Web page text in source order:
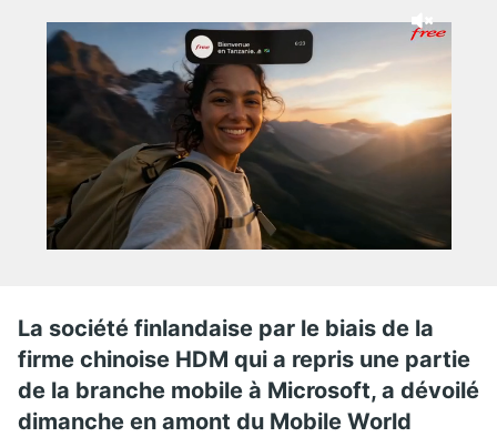
La société finlandaise par le biais de la
firme chinoise HDM qui a repris une partie
de la branche mobile à Microsoft, a dévoilé
dimanche en amont du Mobile World